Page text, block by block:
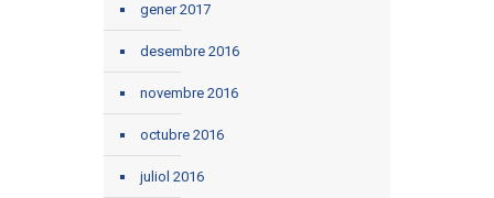
gener 2017
desembre 2016
novembre 2016
octubre 2016
juliol 2016